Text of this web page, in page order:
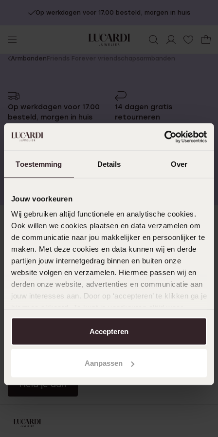
Toestemming Details Over
Jouw voorkeuren
Wij gebruiken altijd functionele en analytische cookies.
Ook willen we cookies plaatsen en data verzamelen om
de communicatie naar jou makkelijker en persoonlijker te
maken. Met deze cookies en data kunnen wij en derde
partijen jouw internetgedrag binnen en buiten onze
website volgen en verzamelen. Hiermee passen wij en
derden onze website, advertenties en communicatie aan
jouw interesses aan. Door op ‘accepteren’ te klikken ga je
aanpassen. Lees er meer over in onscookiebeleid.
Accepteren
Aanpassen
Op werkdagen voor 17.00 besteld, morgen in huis
You
Armbanden Friends Forever vriendschapsarmbanden
Op werkdagen voor 17.00
besteld, morgen in huis
14 dagen gratis
retourneren
Gratis verzending vanaf
€49
Direct naar
Over Lucardi
Klantendienst
Word member en ontvang altijd minimaal 10% korting
Meld je aan